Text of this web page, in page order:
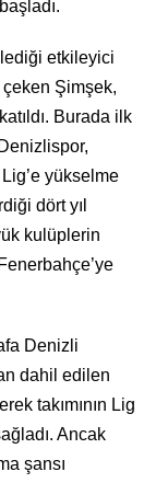
etkileyici
Şimşek,
Burada ilk
yükselme
dört yıl
kulüplerin
Denizli
dahil edilen
takımının Lig
Ancak
şansı